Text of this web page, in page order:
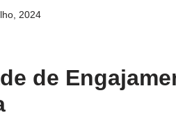
2024
de